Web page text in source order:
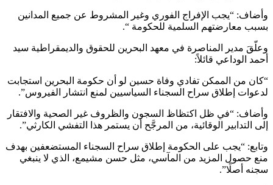
وأضاف: “يجب الإفراج الفوري وغير المشروط عن جميع المدانين
بسبب معارضتهم السلمية للحكومة “.
وعلّقَ مدير المناصرة في معهد البحرين للحقوق والديمقراطية سيد
أحمد الوداعي قائلاً:
“كان من الممكن تفادي وفاة حسين لو أن حكومة البحرين استجابت
لدعوات إطلاق سراح السجناء السياسيين لمنع انتشار الفيروس”.
وأضاف: “في ظل اكتظاظ السجون والظروف غير الصحية والافتقار
إلى التدابير الوقائية، من المرجَّح أن يستمر هذا التفشي الكارثي”.
وتابع: “يجب على الحكومة إطلاق سراح السجناء المستضعفين بهدف
منع حصول المزيد من المآسي، مثل حسن مشيمع، الذي لا ينبغي
سجنه أصلًا”.